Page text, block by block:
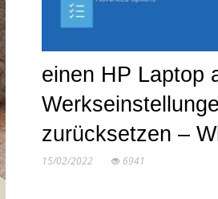
einen HP Laptop
zurücksetzen –
15/02/2022 6941